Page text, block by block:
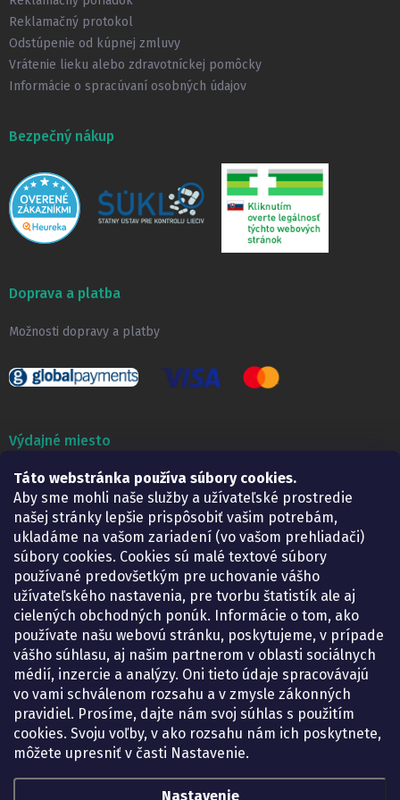
Táto webstránka používa súbory cookies.
Aby sme mohli naše služby a užívateľské prostredie
našej stránky lepšie prispôsobiť vašim potrebám,
ukladáme na vašom zariadení (vo vašom prehliadači)
súbory cookies. Cookies sú malé textové súbory
používané predovšetkým pre uchovanie vášho
užívateľského nastavenia, pre tvorbu štatistík ale aj
cielených obchodných ponúk. Informácie o tom, ako
používate našu webovú stránku, poskytujeme, v prípade
vášho súhlasu, aj našim partnerom v oblasti sociálnych
médií, inzercie a analýzy. Oni tieto údaje spracovávajú
vo vami schválenom rozsahu a v zmysle zákonných
pravidiel. Prosíme, dajte nám svoj súhlas s použitím
cookies. Svoju voľby, v ako rozsahu nám ich poskytnete,
môžete upresniť v časti Nastavenie.
Nastavenie
Reklamačný protokol
Odstúpenie od kúpnej zmluvy
Vrátenie lieku alebo zdravotníckej pomôcky
Informácie o spracúvaní osobných údajov
Bezpečný nákup
Doprava a platba
Možnosti dopravy a platby
Výdajné miesto
Lekáreň ADONAI
Košice – Smetanova 2
Pondelok:
07.30 – 15.30 h.
Utorok:
07.30 – 16.00 h.
Streda:
07.30 – 16.00 h.
Štvrtok:
07.30 – 15.30 h.
Piatok:
07.30 – 15.30 h.
KONTAKT
eshop@lekarenadonai.sk
+421 948 203 203
Nájdete nás na Facebooku.
lekarenadonai/